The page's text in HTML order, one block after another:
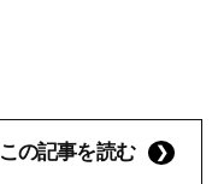
この記事を読む